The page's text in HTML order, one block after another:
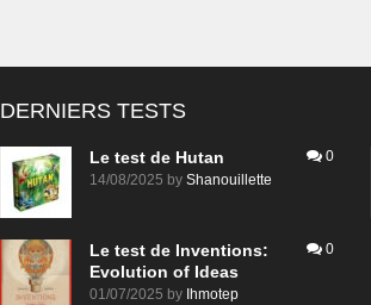
DERNIERS TESTS
Le test de Hutan
14/08/2025 by Shanouillette
0
Le test de Inventions:
Evolution of Ideas
01/07/2025 by Ihmotep
0